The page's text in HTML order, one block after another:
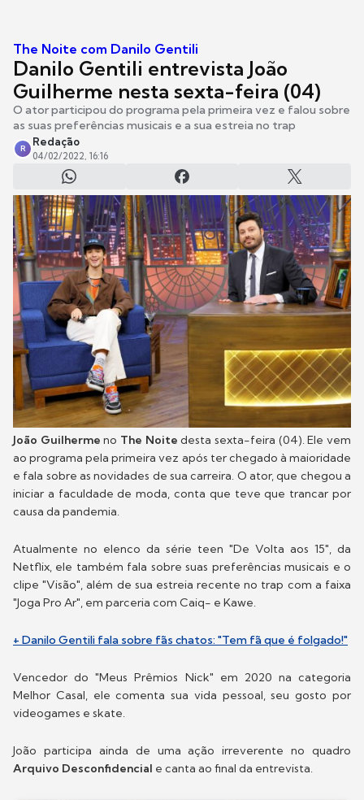
The Noite com Danilo Gentili
Danilo Gentili entrevista João
Guilherme nesta sexta-feira (04)
O ator participou do programa pela primeira vez e falou sobre
as suas preferências musicais e a sua estreia no trap
R
Redação
04/02/2022, 16:16
João Guilherme no The Noite desta sexta-feira (04). Ele vem
ao programa pela primeira vez após ter chegado à maioridade
e fala sobre as novidades de sua carreira. O ator, que chegou a
iniciar a faculdade de moda, conta que teve que trancar por
causa da pandemia.
Atualmente no elenco da série teen "De Volta aos 15", da
Netflix, ele também fala sobre suas preferências musicais e o
clipe "Visão", além de sua estreia recente no trap com a faixa
"Joga Pro Ar", em parceria com Caiq- e Kawe.
+ Danilo Gentili fala sobre fãs chatos: "Tem fã que é folgado!"
Vencedor do "Meus Prêmios Nick" em 2020 na categoria
Melhor Casal, ele comenta sua vida pessoal, seu gosto por
videogames e skate.
João participa ainda de uma ação irreverente no quadro
Arquivo Desconfidencial e canta ao final da entrevista.